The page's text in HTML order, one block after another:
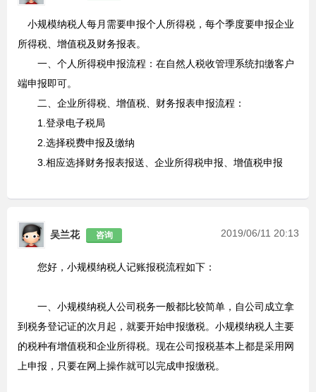
小规模纳税人每月需要申报个人所得税，每个季度要申报企业
所得税、增值税及财务报表。
一、个人所得税申报流程：在自然人税收管理系统扣缴客户
端申报即可。
二、企业所得税、增值税、财务报表申报流程：
1.登录电子税局
2.选择税费申报及缴纳
3.相应选择财务报表报送、企业所得税申报、增值税申报
吴兰花 咨询 2019/06/11 20:13
您好，小规模纳税人记账报税流程如下：
一、小规模纳税人公司税务一般都比较简单，自公司成立拿
到税务登记证的次月起，就要开始申报缴税。小规模纳税人主要
的税种有增值税和企业所得税。现在公司报税基本上都是采用网
上申报，只要在网上操作就可以完成申报缴税。